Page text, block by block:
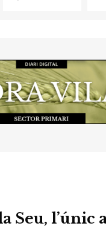
Seu, l’únic